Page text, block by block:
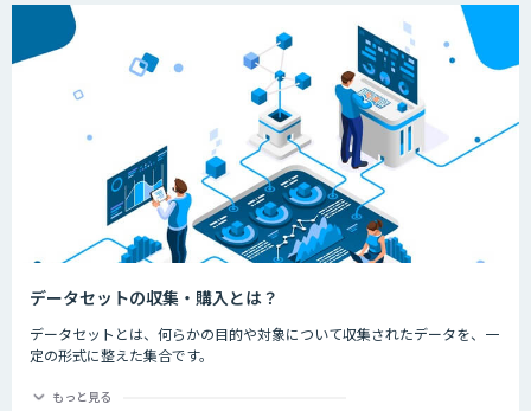
データセットの収集・購入とは？
データセットとは、何らかの目的や対象について収集されたデータを、一
定の形式に整えた集合です。
データを集める作業に時間や労力が割かれていることがあると思います。
もっと見る